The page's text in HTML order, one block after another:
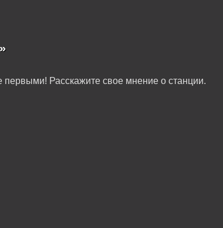
первыми! Расскажите свое мнение о станции.